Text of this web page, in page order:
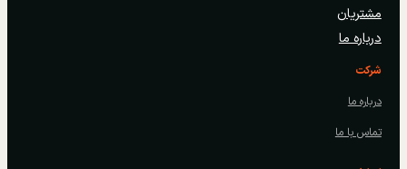
مشتریان
درباره ما
شرکت
درباره ما
تماس با ما